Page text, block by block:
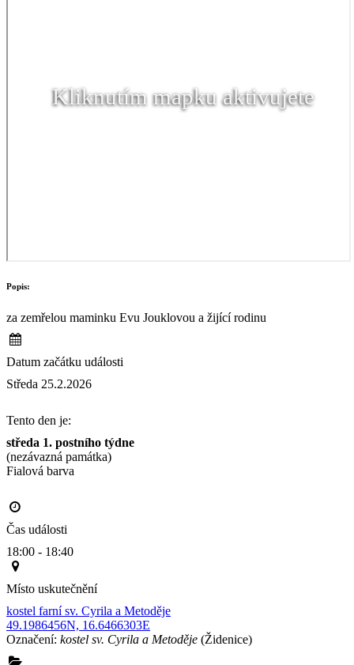
Kliknutím mapku aktivujete
Popis:
za zemřelou maminku Evu Jouklovou a žijící rodinu
Datum začátku události
Středa 25.2.2026
Tento den je:
středa 1. postního týdne
(nezávazná památka)
Fialová barva
Čas události
18:00 - 18:40
Místo uskutečnění
kostel farní sv. Cyrila a Metoděje
49.1986456N, 16.6466303E
Označení: kostel sv. Cyrila a Metoděje (Židenice)